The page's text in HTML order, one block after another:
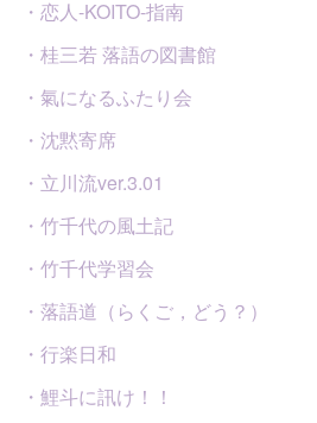
・恋人-KOITO-指南
・桂三若 落語の図書館
・氣になるふたり会
・沈黙寄席
・立川流ver.3.01
・竹千代の風土記
・竹千代学習会
・落語道（らくご，どう？）
・行楽日和
・鯉斗に訊け！！